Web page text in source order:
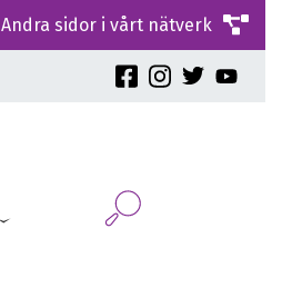
Andra sidor i vårt nätverk